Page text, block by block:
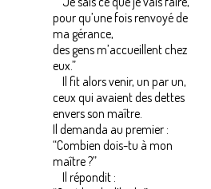
pour qu’une fois renvoyé de
ma gérance,
des gens m’accueillent chez
eux.”
Il fit alors venir, un par un,
ceux qui avaient des dettes
envers son maître.
Il demanda au premier :
“Combien dois-tu à mon
maître ?”
Il répondit :